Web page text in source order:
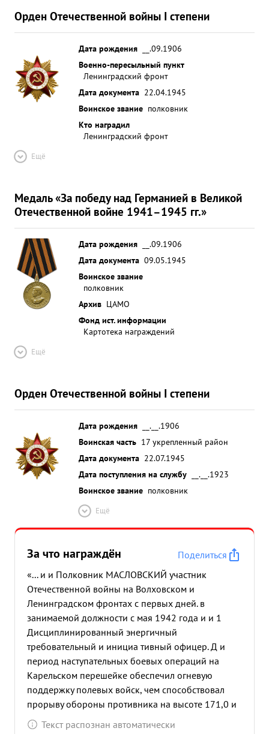
Орден Отечественной войны I степени
Дата рождения
__.09.1906
Военно-пересыльный пункт
Ленинградский фронт
Дата документа 22.04.1945
Воинское звание полковник
Кто наградил
Ленинградский фронт
Ещё
Медаль «За победу над Германией в Великой
Отечественной войне 1941–1945 гг.»
Дата рождения
__.09.1906
Дата документа 09.05.1945
Воинское звание
полковник
Архив ЦАМО
Фонд ист. информации
Картотека награждений
Ещё
Орден Отечественной войны I степени
Дата рождения
__.__.1906
Воинская часть 17 укрепленный район
Дата документа 22.07.1945
Дата поступления на службу
__.__.1923
Воинское звание полковник
Ещё
За что награждён
Поделиться
«... и и Полковник МАСЛОВСКИЙ участник
Отечественной войны на Волховском и
Ленинградском фронтах с первых дней. в
занимаемой должности с мая 1942 года и и 1
Дисциплинированный энергичный
требовательный и инициа тивный офицер. Д и
период наступательных боевых операций на
Карельском перешейке обеспечил огневую
поддержку полевых войск, чем способствовал
прорыву обороны противника на высоте 171,0 и
форсирование крупного водного рубежа реки
Текст распознан автоматически